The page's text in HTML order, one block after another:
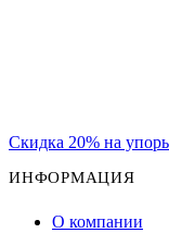
Скидка 20% на
ИНФОРМАЦИЯ
О компании